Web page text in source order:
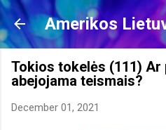
Skip to
Amerikos
Tokios tokelės (111) Ar
abejojama teismais?
December 01, 2021